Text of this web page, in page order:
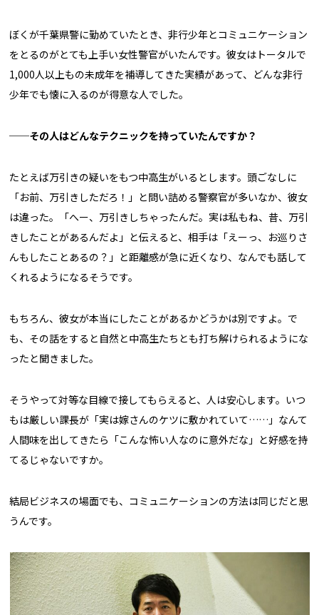
ぼくが千葉県警に勤めていたとき、非行少年とコミュニケーション
をとるのがとても上手い女性警官がいたんです。彼女はトータルで
1,000人以上もの未成年を補導してきた実績があって、どんな非行
少年でも懐に入るのが得意な人でした。
──その人はどんなテクニックを持っていたんですか？
たとえば万引きの疑いをもつ中高生がいるとします。頭ごなしに
「お前、万引きしただろ！」と問い詰める警察官が多いなか、彼女
は違った。「へー、万引きしちゃったんだ。実は私もね、昔、万引
きしたことがあるんだよ」と伝えると、相手は「えーっ、お巡りさ
んもしたことあるの？」と距離感が急に近くなり、なんでも話して
くれるようになるそうです。
もちろん、彼女が本当にしたことがあるかどうかは別ですよ。で
も、その話をすると自然と中高生たちとも打ち解けられるようにな
ったと聞きました。
そうやって対等な目線で接してもらえると、人は安心します。いつ
もは厳しい課長が「実は嫁さんのケツに敷かれていて……」なんて
人間味を出してきたら「こんな怖い人なのに意外だな」と好感を持
てるじゃないですか。
結局ビジネスの場面でも、コミュニケーションの方法は同じだと思
うんです。